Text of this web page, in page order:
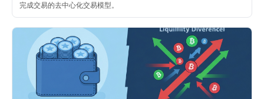
完成交易的去中心化交易模型。